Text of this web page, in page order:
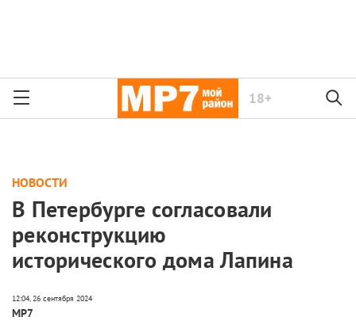
18+
НОВОСТИ
В Петербурге согласовали
реконструкцию
исторического дома Лапина
МР7